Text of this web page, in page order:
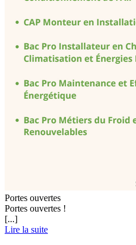
Portes ouvertes
Portes ouvertes !
[...]
Lire la suite